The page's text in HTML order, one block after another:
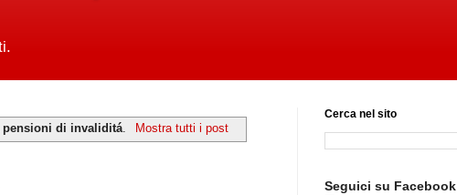
pensioni di invaliditá. Mostra tutti i post
Cerca nel sito
Seguici su Facebook